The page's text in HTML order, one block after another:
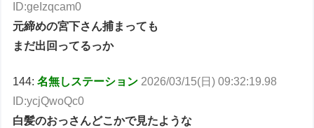
ID:geIzqcam0
元締めの宮下さん捕まっても
まだ出回ってるっか
144:名無しステーション 2026/03/15(日) 09:32:19.98
ID:ycjQwoQc0
白髪のおっさんどこかで見たような